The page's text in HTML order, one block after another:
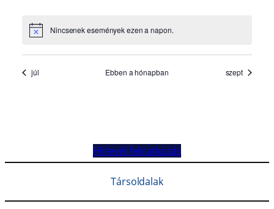
Hírlevél feliratkozás
Társoldalak